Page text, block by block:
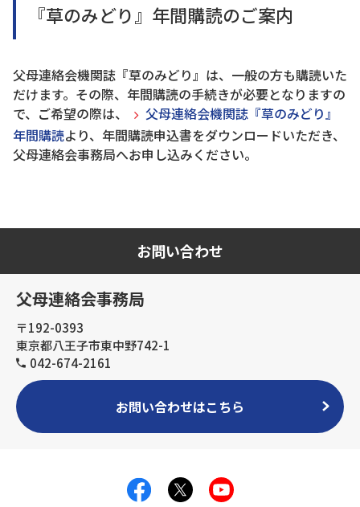
『草のみどり』年間購読のご案内
父母連絡会機関誌『草のみどり』は、一般の方も購読いた
だけます。その際、年間購読の手続きが必要となりますの
で、ご希望の際は、
父母連絡会機関誌『草のみどり』
年間購読より、年間購読申込書をダウンロードいただき、
父母連絡会事務局へお申し込みください。
お問い合わせ
父母連絡会事務局
〒192-0393
東京都八王子市東中野742-1
042-674-2161
お問い合わせはこちら